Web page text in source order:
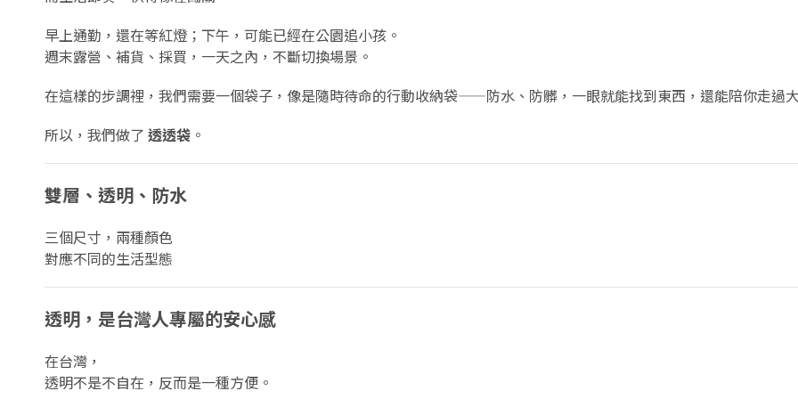
早上通勤，還在等紅燈；下午，可能已經在公園追小孩。
週末露營、補貨、採買，一天之內，不斷切換場景。
在這樣的步調裡，我們需要一個袋子，像是隨時待命的行動收納袋——防水、防髒，一眼就能找到東西，還能陪你走過
所以，我們做了 透透袋 。
雙層、透明、防水
三個尺寸，兩種顏色
對應不同的生活型態
透明，是台灣人專屬的安心感
在台灣，
透明不是不自在，反而是一種方便。